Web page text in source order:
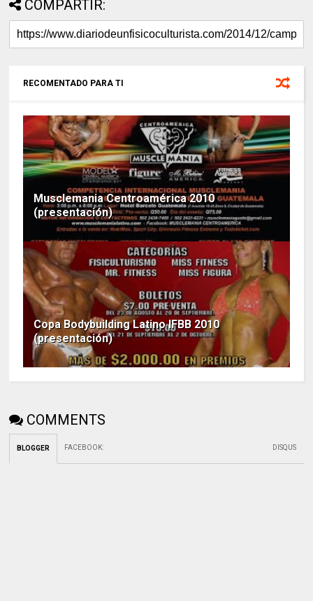
COMPARTIR:
RECOMENTADO PARA TI
Musclemania Centroamérica 2010
(presentación)
Copa Bodybuilding Latino IFBB 2010
(presentación)
COMMENTS
BLOGGER FACEBOOK: DISQUS